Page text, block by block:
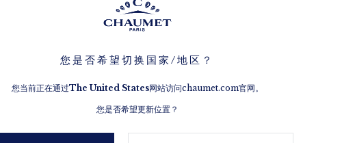
您是否希望切换国家/地区？
您当前正在通过The United States网站访问chaumet.com官网。
您是否希望更新位置？